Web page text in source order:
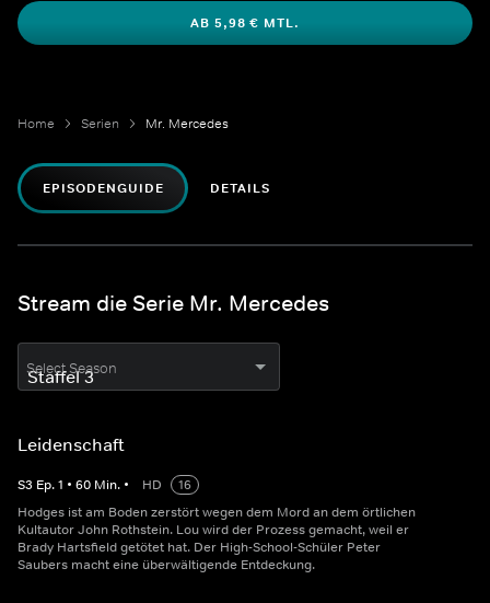
AB 5,98 € MTL.
Home Serien Mr. Mercedes
EPISODENGUIDE DETAILS
Stream die Serie Mr. Mercedes
Select Season
Leidenschaft
S3 Ep.1 • 60 Min. • HD
16
Hodges ist am Boden zerstört wegen dem Mord an dem örtlichen
Kultautor John Rothstein. Lou wird der Prozess gemacht, weil er
Brady Hartsfield getötet hat. Der High-School-Schüler Peter
Saubers macht eine überwältigende Entdeckung.